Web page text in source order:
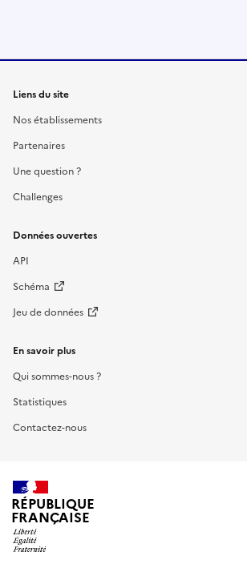
Liens du site
Nos établissements
Partenaires
Une question ?
Challenges
Données ouvertes
API
Schéma
Jeu de données
En savoir plus
Qui sommes-nous ?
Statistiques
Contactez-nous
RÉPUBLIQUE
FRANÇAISE